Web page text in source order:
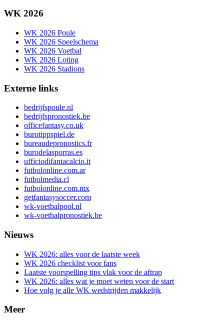
WK 2026
WK 2026 Poule
WK 2026 Speelschema
WK 2026 Voetbal
WK 2026 Loting
WK 2026 Stadions
Externe links
bedrijfspoule.nl
bedrijfspronostiek.be
officefantasy.co.uk
burotippspiel.de
bureaudepronostics.fr
burodelasporras.es
ufficiodifantacalcio.it
futbolonline.com.ar
futbolmedia.cl
futbolonline.com.mx
getfantasysoccer.com
wk-voetbalpool.nl
wk-voetbalpronostiek.be
Nieuws
WK 2026: alles voor de laatste week
WK 2026 checklist voor fans
Laatste voorspelling tips vlak voor de aftrap
WK 2026: alles wat je moet weten voor de start
Hoe volg je alle WK wedstrijden makkelijk
Meer